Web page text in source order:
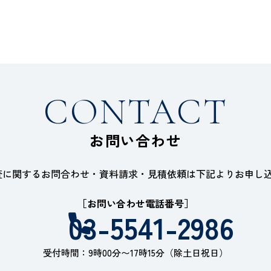
CONTACT
お問い合わせ
に関するお問合わせ・資料請求・見積依頼は下記よりお申し
［お問い合わせ電話番号］
03-5541-2986
受付時間：9時00分〜17時15分（除土日祝日）